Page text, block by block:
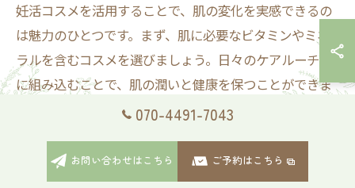
妊活コスメを活用することで、肌の変化を実感できるの
は魅力のひとつです。まず、肌に必要なビタミンやミネ
ラルを含むコスメを選びましょう。日々のケアルーチン
に組み込むことで、肌の潤いと健康を保つことができま
す。また、定期的に使用することで、肌のトーンが均一
も期待できます。重要なのは、毎日続けることで徐々に
変化を感じるため、焦らずに習慣化することです。
070-4491-7043
お問い合わせはこちら ご予約はこちら